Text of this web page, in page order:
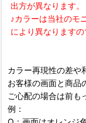
出方が異なります。
♪カラーは当社のモ
により異なりますの
カラー再現性の差や
お客様の画面と商品
ご心配の場合は前も
例：